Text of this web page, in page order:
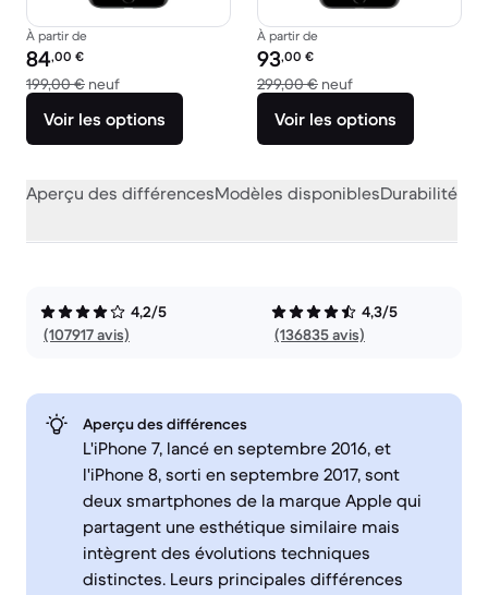
À partir de
Prix reconditionné :
84,00 €
199,00 € neufcontre 199,00 € neuf
Voir les options
À partir de
Prix reconditionné :
93,00 €
299,00 € neufcontre 299,00 €
Voir les options
Aperçu des différencesModèles disponiblesDurabilité
4,2/5
(107917 avis)
4,3/5
(136835 avis)
Aperçu des différences
L'iPhone 7, lancé en septembre 2016, et
l'iPhone 8, sorti en septembre 2017, sont
deux smartphones de la marque Apple qui
partagent une esthétique similaire mais
intègrent des évolutions techniques
distinctes. Leurs principales différences